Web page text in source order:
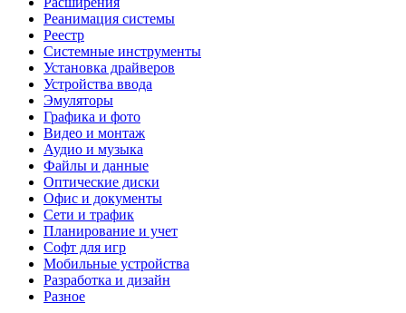
Реанимация системы
Реестр
Системные инструменты
Установка драйверов
Устройства ввода
Эмуляторы
Графика и фото
Видео и монтаж
Аудио и музыка
Файлы и данные
Оптические диски
Офис и документы
Сети и трафик
Планирование и учет
Софт для игр
Мобильные устройства
Разработка и дизайн
Разное